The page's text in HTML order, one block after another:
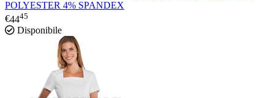
POLYESTER 4% SPANDEX
€4445
Disponibile